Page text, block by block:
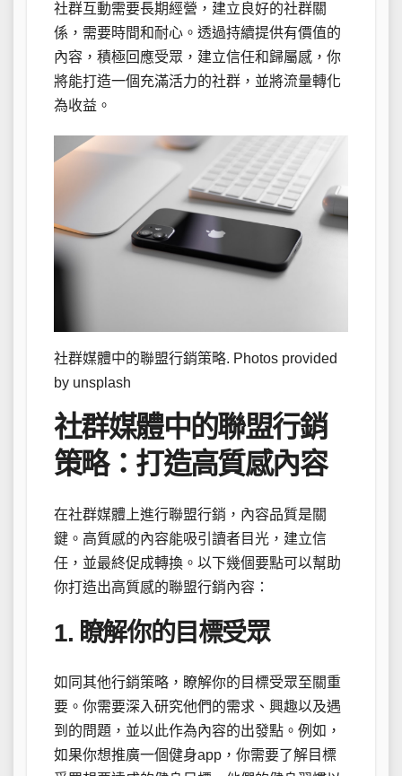
社群互動需要長期經營，建立良好的社群關
係，需要時間和耐心。透過持續提供有價值的
內容，積極回應受眾，建立信任和歸屬感，你
將能打造一個充滿活力的社群，並將流量轉化
為收益。
社群媒體中的聯盟行銷策略. Photos provided
by unsplash
社群媒體中的聯盟行銷
策略：打造高質感內容
在社群媒體上進行聯盟行銷，內容品質是關
鍵。高質感的內容能吸引讀者目光，建立信
任，並最終促成轉換。以下幾個要點可以幫助
你打造出高質感的聯盟行銷內容：
1. 瞭解你的目標受眾
如同其他行銷策略，瞭解你的目標受眾至關重
要。你需要深入研究他們的需求、興趣以及遇
到的問題，並以此作為內容的出發點。例如，
如果你想推廣一個健身app，你需要了解目標